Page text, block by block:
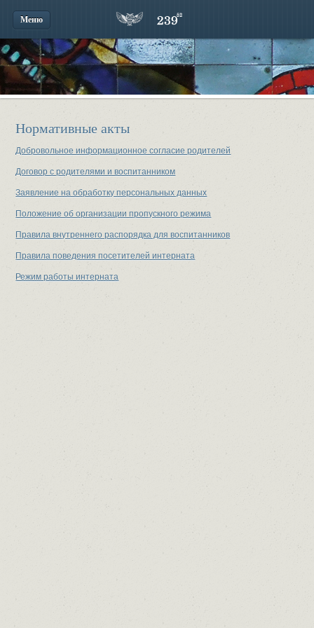
Меню
Нормативные акты
Добровольное информационное согласие родителей
Договор с родителями и воспитанником
Заявление на обработку персональных данных
Положение об организации пропускного режима
Правила внутреннего распорядка для воспитанников
Правила поведения посетителей интерната
Режим работы интерната